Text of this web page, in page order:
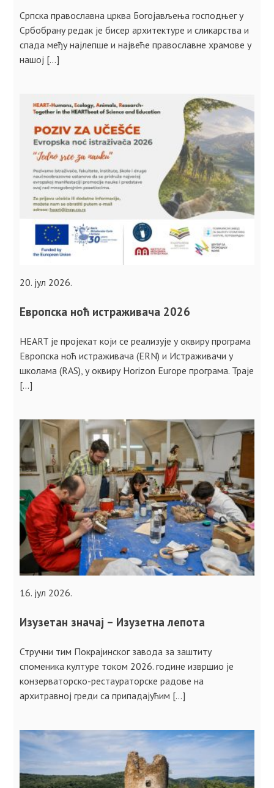
Српска православна црква Богојављења господњег у
Србобрану редак је бисер архитектуре и сликарства и
спада међу најлепше и највеће православне храмове у
нашој […]
20. јул 2026.
Европска ноћ истраживача 2026
HEART је пројекат који се реализује у оквиру програма
Европска ноћ истраживача (ERN) и Истраживачи у
школама (RAS), у оквиру Horizon Europe програма. Траје
[…]
16. јул 2026.
Изузетан значај – Изузетна лепота
Стручни тим Покрајинског завода за заштиту
споменика културе током 2026. године извршио је
конзерваторско-рестаураторске радове на
архитравној греди са припадајућим […]